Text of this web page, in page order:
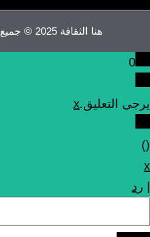
هنا الثقافة 2025 © جميع الحقوق محفوظة
0
يرجى التعليق.x
(
)
x
رد